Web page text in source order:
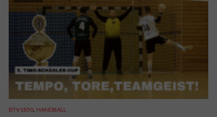
BTV1850, HANDBALL